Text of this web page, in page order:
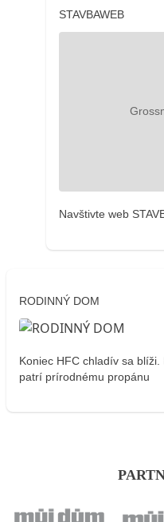
STAVBAWEB
Navštivte web
RODINNÝ DOM
Koniec HFC chladív sa
patrí prírodnému propánu